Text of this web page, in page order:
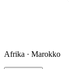
Afrika · Marokko